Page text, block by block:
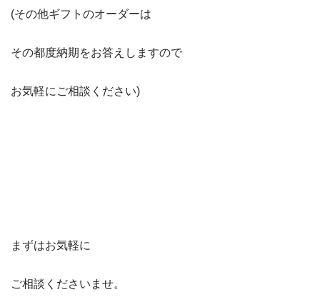
(その他ギフトのオーダーは
その都度納期をお答えしますので
お気軽にご相談ください)
まずはお気軽に
ご相談くださいませ。